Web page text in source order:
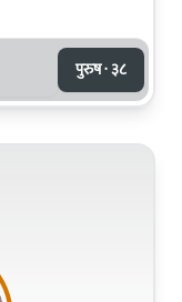
पुरुष · ३८